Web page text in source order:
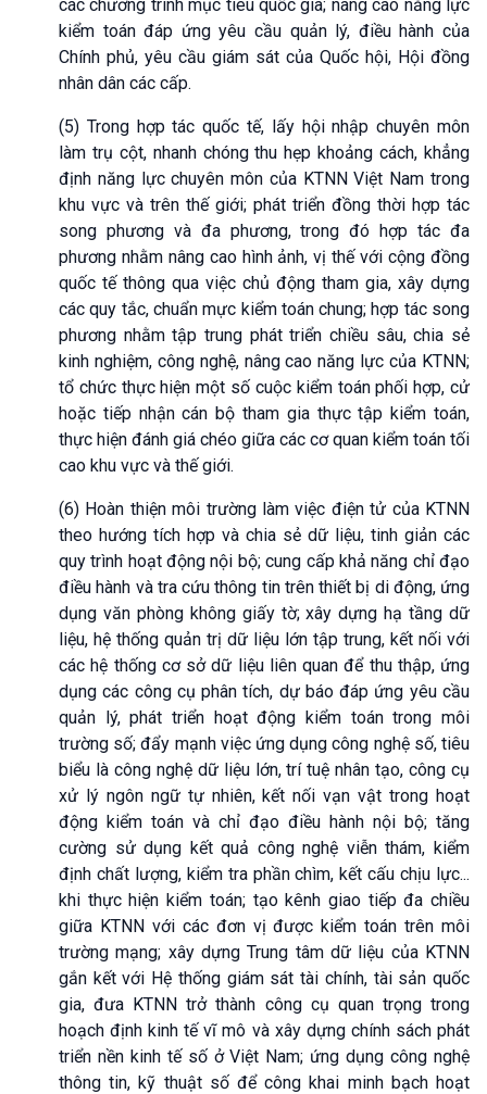
các chương trình mục tiêu quốc gia; nâng cao năng lực
kiểm toán đáp ứng yêu cầu quản lý, điều hành của
Chính phủ, yêu cầu giám sát của Quốc hội, Hội đồng
nhân dân các cấp.
(5) Trong hợp tác quốc tế, lấy hội nhập chuyên môn
làm trụ cột, nhanh chóng thu hẹp khoảng cách, khẳng
định năng lực chuyên môn của KTNN Việt Nam trong
khu vực và trên thế giới; phát triển đồng thời hợp tác
song phương và đa phương, trong đó hợp tác đa
phương nhằm nâng cao hình ảnh, vị thế với cộng đồng
quốc tế thông qua việc chủ động tham gia, xây dựng
các quy tắc, chuẩn mực kiểm toán chung; hợp tác song
phương nhằm tập trung phát triển chiều sâu, chia sẻ
kinh nghiệm, công nghệ, nâng cao năng lực của KTNN;
tổ chức thực hiện một số cuộc kiểm toán phối hợp, cử
hoặc tiếp nhận cán bộ tham gia thực tập kiểm toán,
thực hiện đánh giá chéo giữa các cơ quan kiểm toán tối
cao khu vực và thế giới.
(6) Hoàn thiện môi trường làm việc điện tử của KTNN
theo hướng tích hợp và chia sẻ dữ liệu, tinh giản các
quy trình hoạt động nội bộ; cung cấp khả năng chỉ đạo
điều hành và tra cứu thông tin trên thiết bị di động, ứng
dụng văn phòng không giấy tờ; xây dựng hạ tầng dữ
liệu, hệ thống quản trị dữ liệu lớn tập trung, kết nối với
các hệ thống cơ sở dữ liệu liên quan để thu thập, ứng
dụng các công cụ phân tích, dự báo đáp ứng yêu cầu
quản lý, phát triển hoạt động kiểm toán trong môi
trường số; đẩy mạnh việc ứng dụng công nghệ số, tiêu
biểu là công nghệ dữ liệu lớn, trí tuệ nhân tạo, công cụ
xử lý ngôn ngữ tự nhiên, kết nối vạn vật trong hoạt
động kiểm toán và chỉ đạo điều hành nội bộ; tăng
cường sử dụng kết quả công nghệ viễn thám, kiểm
định chất lượng, kiểm tra phần chìm, kết cấu chịu lực...
khi thực hiện kiểm toán; tạo kênh giao tiếp đa chiều
giữa KTNN với các đơn vị được kiểm toán trên môi
trường mạng; xây dựng Trung tâm dữ liệu của KTNN
gắn kết với Hệ thống giám sát tài chính, tài sản quốc
gia, đưa KTNN trở thành công cụ quan trọng trong
hoạch định kinh tế vĩ mô và xây dựng chính sách phát
triển nền kinh tế số ở Việt Nam; ứng dụng công nghệ
thông tin, kỹ thuật số để công khai minh bạch hoạt